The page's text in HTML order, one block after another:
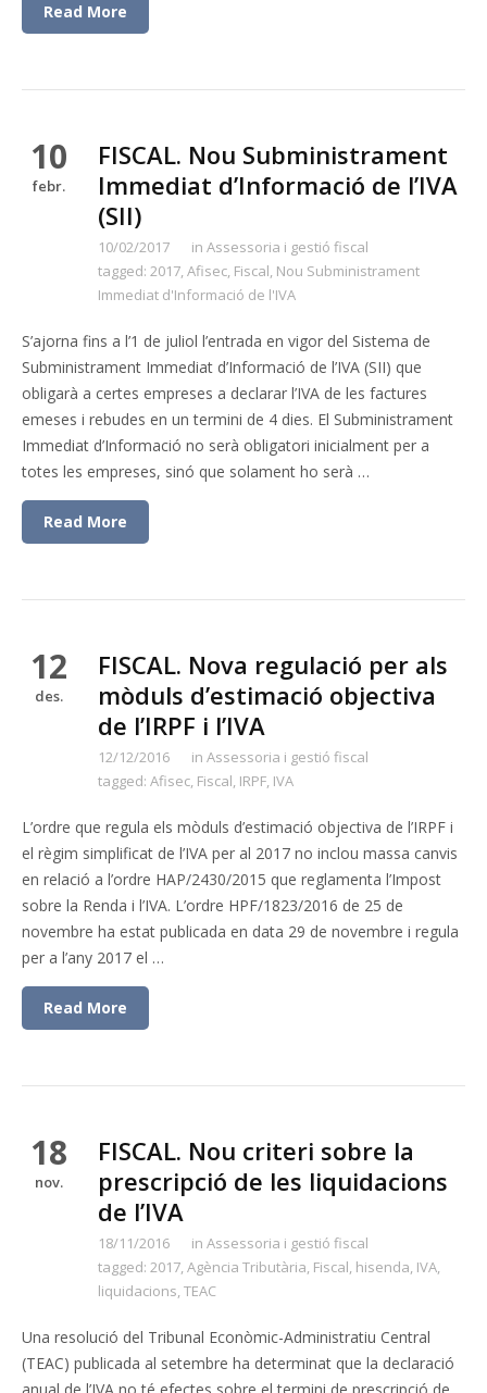
Read More
10
febr.
FISCAL. Nou Subministrament
Immediat d’Informació de l’IVA
(SII)
10/02/2017 in Assessoria i gestió fiscal
tagged: 2017,Afisec, Fiscal, Nou Subministrament
Immediat d'Informació de l'IVA
S’ajorna fins a l’1 de juliol l’entrada en vigor del Sistema de
Subministrament Immediat d’Informació de l’IVA (SII) que
obligarà a certes empreses a declarar l’IVA de les factures
emeses i rebudes en un termini de 4 dies. El Subministrament
Immediat d’Informació no serà obligatori inicialment per a
totes les empreses, sinó que solament ho serà …
Read More
12
des.
FISCAL. Nova regulació per als
mòduls d’estimació objectiva
de l’IRPF i l’IVA
12/12/2016 in Assessoria i gestió fiscal
tagged: Afisec, Fiscal, IRPF, IVA
L’ordre que regula els mòduls d’estimació objectiva de l’IRPF i
el règim simplificat de l’IVA per al 2017 no inclou massa canvis
en relació a l’ordre HAP/2430/2015 que reglamenta l’Impost
sobre la Renda i l’IVA. L’ordre HPF/1823/2016 de 25 de
novembre ha estat publicada en data 29 de novembre i regula
per a l’any 2017 el …
Read More
18
nov.
FISCAL. Nou criteri sobre la
prescripció de les liquidacions
de l’IVA
18/11/2016 in Assessoria i gestió fiscal
tagged: 2017,Agència Tributària, Fiscal, hisenda, IVA,
liquidacions,TEAC
Una resolució del Tribunal Econòmic-Administratiu Central
(TEAC) publicada al setembre ha determinat que la declaració